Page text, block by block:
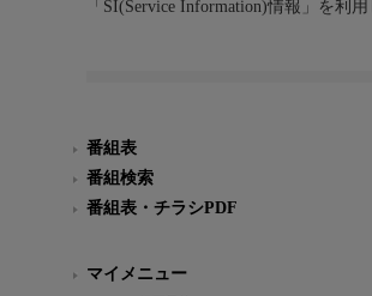
「SI(Service Information)情報」を利
番組表
番組検索
番組表・チラシPDF
マイメニュー